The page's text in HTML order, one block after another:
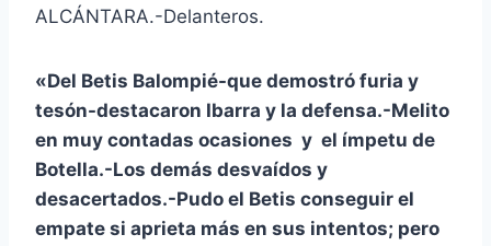
ALCÁNTARA.-Delanteros.
«Del Betis Balompié-que demostró furia y
tesón-destacaron Ibarra y la defensa.-Melito
en muy contadas ocasiones y el ímpetu de
Botella.-Los demás desvaídos y
desacertados.-Pudo el Betis conseguir el
empate si aprieta más en sus intentos; pero